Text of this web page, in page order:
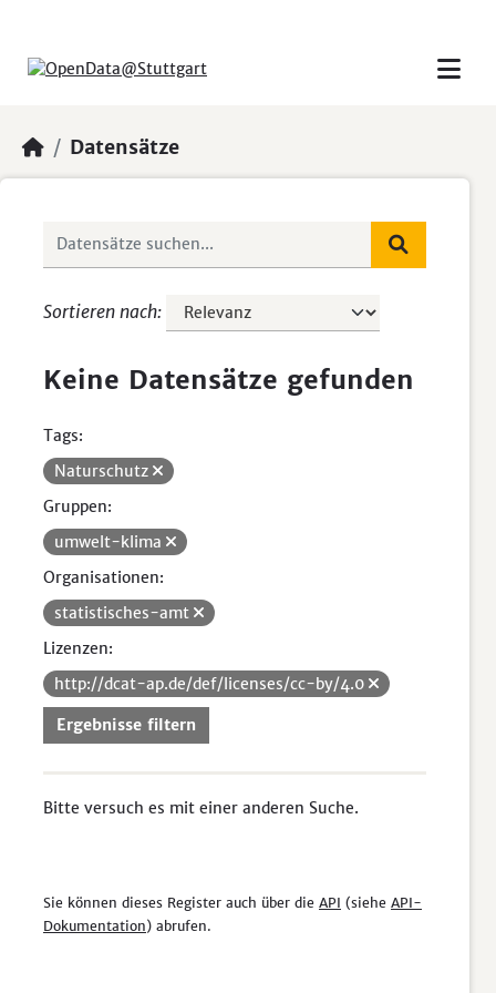
Datensätze
Sortieren nach
Keine Datensätze gefunden
Tags:
Naturschutz
Gruppen:
umwelt-klima
Organisationen:
statistisches-amt
Lizenzen:
http://dcat-ap.de/def/licenses/cc-by/4.0
Ergebnisse filtern
Bitte versuch es mit einer anderen Suche.
Sie können dieses Register auch über die API (siehe API-
Dokumentation) abrufen.